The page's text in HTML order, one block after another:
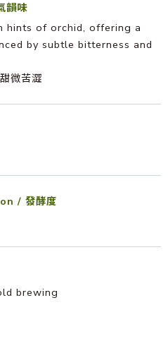
韻味
hints of orchid, offering a
by subtle bitterness and
微苦澀
/ 發酵度
brewing